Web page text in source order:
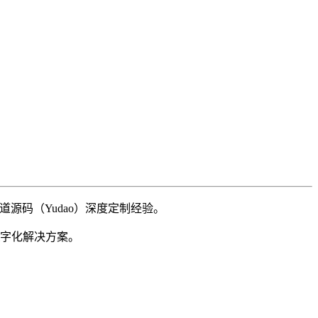
码（Yudao）深度定制经验。
化解决方案。